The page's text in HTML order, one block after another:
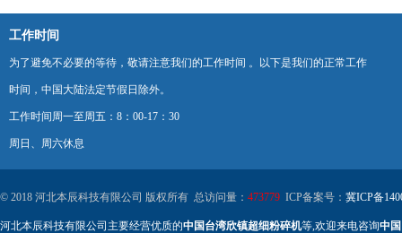
工作时间
为了避免不必要的等待，敬请注意我们的工作时间 。以下是我们的正常工作
时间，中国大陆法定节假日除外。
工作时间周一至周五：8：00-17：30
周日、周六休息
© 2018 河北本辰科技有限公司 版权所有 总访问量： 473779 ICP备案号： 冀ICP备
河北本辰科技有限公司主要经营优质的中国台湾欣镇超细粉碎机等,欢迎来电咨询中